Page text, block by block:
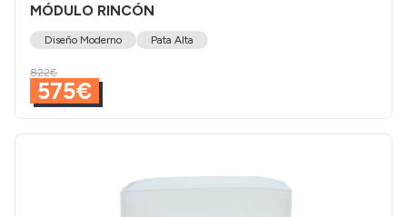
MÓDULO RINCÓN
Diseño Moderno Pata Alta
822€
575€